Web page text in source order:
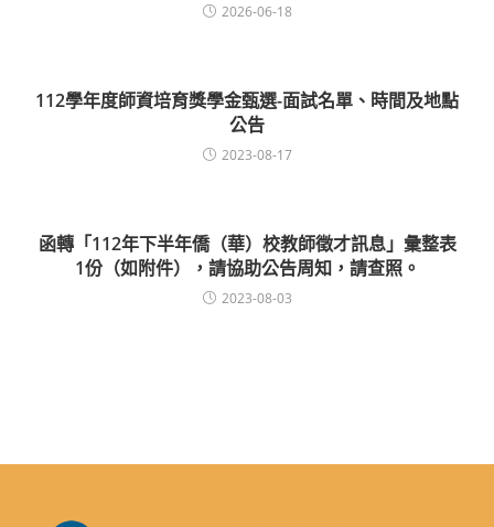
2026-06-18
112學年度師資培育獎學金甄選-面試名單、時間及地點
公告
2023-08-17
函轉「112年下半年僑（華）校教師徵才訊息」彙整表
1份（如附件），請協助公告周知，請查照。
2023-08-03